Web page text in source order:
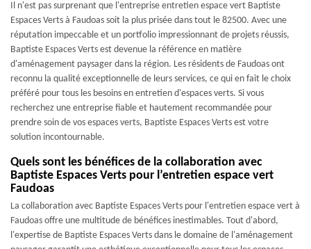
Il n'est pas surprenant que l'entreprise entretien espace vert Baptiste
Espaces Verts à Faudoas soit la plus prisée dans tout le 82500. Avec une
réputation impeccable et un portfolio impressionnant de projets réussis,
Baptiste Espaces Verts est devenue la référence en matière
d'aménagement paysager dans la région. Les résidents de Faudoas ont
reconnu la qualité exceptionnelle de leurs services, ce qui en fait le choix
préféré pour tous les besoins en entretien d'espaces verts. Si vous
recherchez une entreprise fiable et hautement recommandée pour
prendre soin de vos espaces verts, Baptiste Espaces Verts est votre
solution incontournable.
Quels sont les bénéfices de la collaboration avec
Baptiste Espaces Verts pour l’entretien espace vert
Faudoas
La collaboration avec Baptiste Espaces Verts pour l'entretien espace vert à
Faudoas offre une multitude de bénéfices inestimables. Tout d'abord,
l'expertise de Baptiste Espaces Verts dans le domaine de l'aménagement